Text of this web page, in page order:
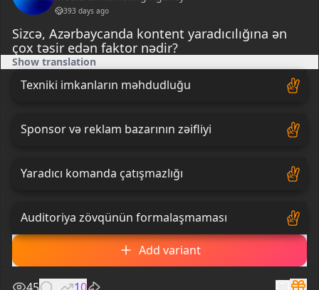
393 days ago
Sizcə, Azərbaycanda kontent yaradıcılığına ən
çox təsir edən faktor nədir?
Show translation
Texniki imkanların məhdudluğu
Sponsor və reklam bazarının zəifliyi
Yaradıcı komanda çatışmazlığı
Auditoriya zövqünün formalaşmaması
Add variant